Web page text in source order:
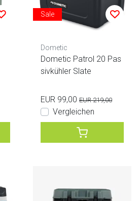
Sale
Dometic
Dometic Patrol 20 Pas
sivkühler Slate
EUR 99,00 EUR 219,00
Vergleichen